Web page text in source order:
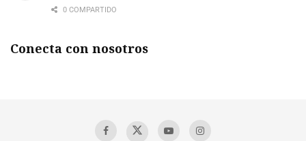
0 COMPARTIDO
Conecta con nosotros